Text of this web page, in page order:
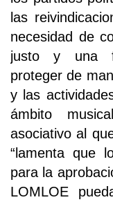
las
necesidad de
justo y una
proteger de
y las
ámbito
asociativo al
“lamenta que
para la
LOMLOE